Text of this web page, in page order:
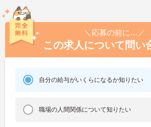
＼応募の前に…／
この求人について問い
自分の給与がいくらになるか知りたい
職場の人間関係について知りたい